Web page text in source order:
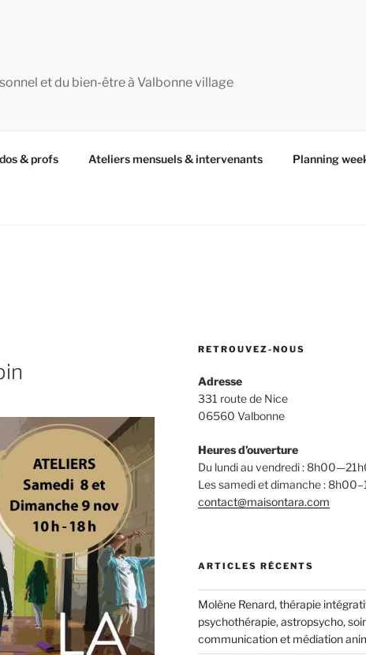
et du bien-être à Valbonne village
& profs Ateliers mensuels & intervenants Planning
RETROUVEZ-NOUS
Adresse
331 route de Nice
06560 Valbonne
Heures d’ouverture
Du lundi au vendredi :
Les samedi et dimanche :
contact@maisontara.com
ARTICLES RÉCENTS
Molène Renard, thérapie
psychothérapie, astropsycho,
communication et médiation